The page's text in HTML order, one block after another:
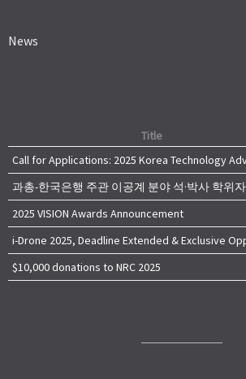
News
Title
2025 VISION Awards Announcement
$10,000 donations to NRC 2025